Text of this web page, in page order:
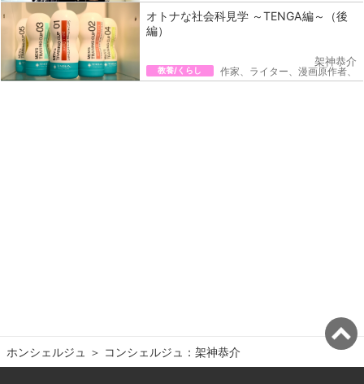
オトナな社会科見学 ～TENGA編～（後
編）
教養/くらし
架神恭介
作家、ライター、漫画原作者、
ホンシェルジュ ＞ コンシェルジュ：架神恭介